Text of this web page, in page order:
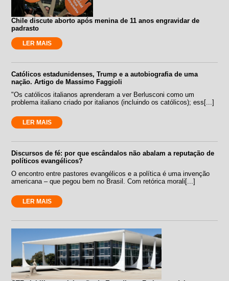
Chile discute aborto após menina de 11 anos engravidar de
padrasto
LER MAIS
Católicos estadunidenses, Trump e a autobiografia de uma
nação. Artigo de Massimo Faggioli
"Os católicos italianos aprenderam a ver Berlusconi como um
problema italiano criado por italianos (incluindo os católicos); ess[...]
LER MAIS
Discursos de fé: por que escândalos não abalam a reputação de
políticos evangélicos?
O encontro entre pastores evangélicos e a política é uma invenção
americana – que pegou bem no Brasil. Com retórica morali[...]
LER MAIS